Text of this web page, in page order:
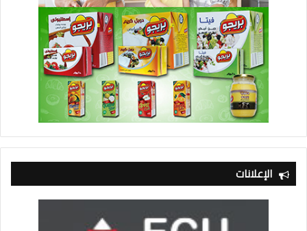
الإعلانات